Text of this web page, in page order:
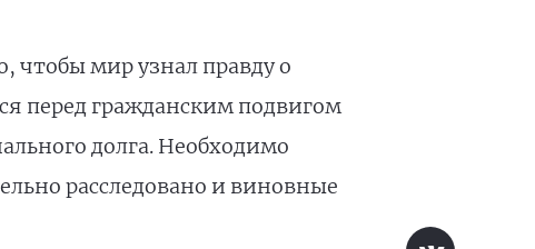
чтобы мир узнал правду о
перед гражданским подвигом
долга. Необходимо
расследовано и виновные